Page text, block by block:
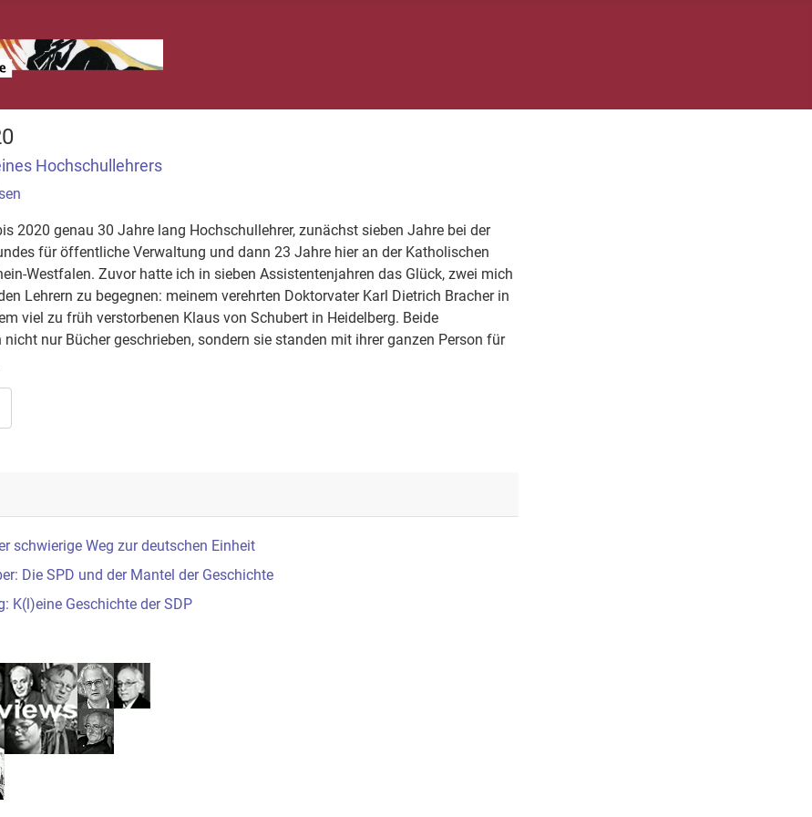
Hochschullehrers
2020 genau 30 Jahre lang Hochschullehrer, zunächst sieben Jahre bei der
für öffentliche Verwaltung und dann 23 Jahre hier an der Katholischen
Westfalen. Zuvor hatte ich in sieben Assistentenjahren das Glück, zwei mich
Lehrern zu begegnen: meinem verehrten Doktorvater Karl Dietrich Bracher in
viel zu früh verstorbenen Klaus von Schubert in Heidelberg. Beide
nicht nur Bücher geschrieben, sondern sie standen mit ihrer ganzen Person für
schwierige Weg zur deutschen Einheit
Die SPD und der Mantel der Geschichte
K(l)eine Geschichte der SDP